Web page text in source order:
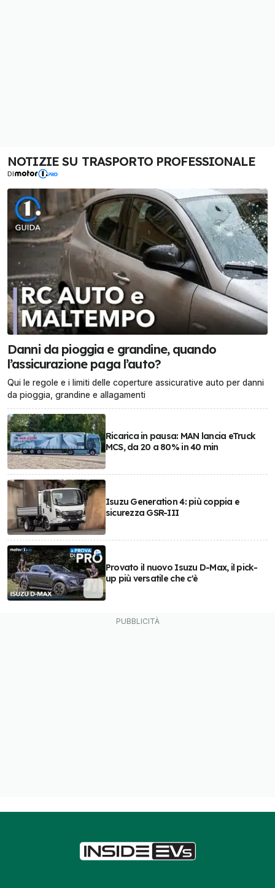
NOTIZIE SU TRASPORTO PROFESSIONALE
DI
Danni da pioggia e grandine, quando
l’assicurazione paga l’auto?
Qui le regole e i limiti delle coperture assicurative auto per danni
da pioggia, grandine e allagamenti
Ricarica in pausa: MAN lancia eTruck
MCS, da 20 a 80% in 40 min
Isuzu Generation 4: più coppia e
sicurezza GSR-III
Provato il nuovo Isuzu D-Max, il pick-
up più versatile che c'è